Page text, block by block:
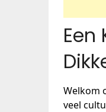
Een
Welkom
veel